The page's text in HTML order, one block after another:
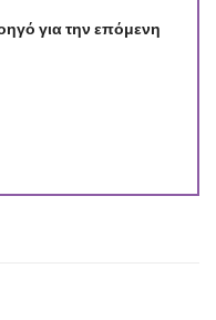
για την επόμενη